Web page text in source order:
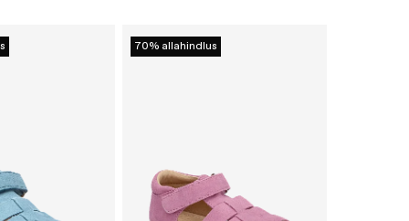
70% allahindlus